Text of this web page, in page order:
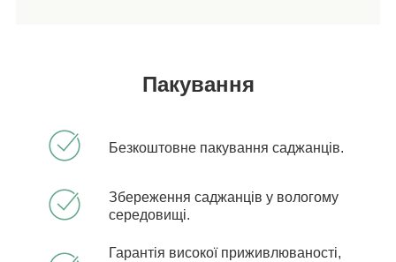
Пакування
Безкоштовне пакування саджанців.
Збереження саджанців у вологому
середовищі.
Гарантія високої приживлюваності,